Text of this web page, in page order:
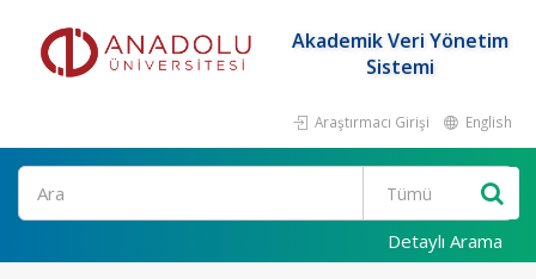
Akademik Veri Yönetim
Sistemi
Araştırmacı Girişi English
Ara
Detaylı Arama